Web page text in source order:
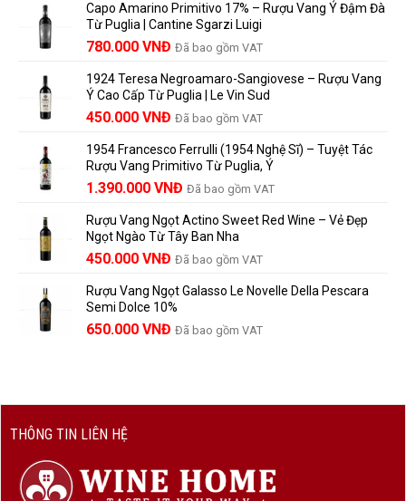
lựa
chọn
đáng
nhãn
rượu
vang
và
những
người
vang
nên
biết
Được
Bao
Lâu?
Dẫn
Lưu
Trữ
Và
Thành
Capo Amarino Primitivo 17% – Rượu Vang Ý Đậm Đà
Từ Puglia | Cantine Sgarzi Luigi
Giá
là:
858.000 VNĐ.
780.000 VNĐ Giá
tại
là:
780.000 VNĐ.
Đã bao gồm VAT
1924 Teresa Negroamaro-Sangiovese – Rượu Vang
Ý Cao Cấp Từ Puglia | Le Vin Sud
Giá
là:
495.000 VNĐ.
450.000 VNĐ Giá
tại
là:
450.000 VNĐ.
Đã bao gồm VAT
1954 Francesco Ferrulli (1954 Nghệ Sĩ) – Tuyệt Tác
Rượu Vang Primitivo Từ Puglia, Ý
Giá
là:
1.529.000 VNĐ.
1.390.000 VNĐ Giá
tại
là:
1.390.000 VNĐ.
Đã bao gồm VAT
Rượu Vang Ngọt Actino Sweet Red Wine – Vẻ Đẹp
Ngọt Ngào Từ Tây Ban Nha
450.000 VNĐ Đã bao gồm VAT
Rượu Vang Ngọt Galasso Le Novelle Della Pescara
Semi Dolce 10%
650.000 VNĐ Đã bao gồm VAT
THÔNG TIN LIÊN HỆ